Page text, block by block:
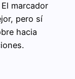
marcador
pero sí
hacia